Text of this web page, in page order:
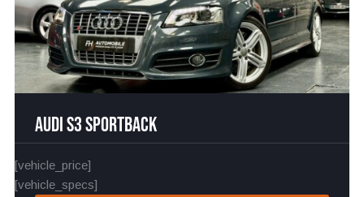
Audi S3 Sportback
[vehicle_price]
[vehicle_specs]